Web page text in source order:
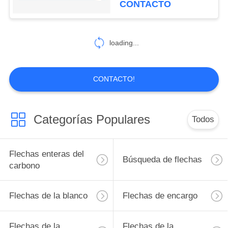
Catálogo de la
2
Accesorios de arco
27
CONTACTO
loading...
CONTACTO!
Categorías Populares Todos
Flechas enteras del
carbono
Búsqueda de flechas
Flechas de la blanco Flechas de encargo